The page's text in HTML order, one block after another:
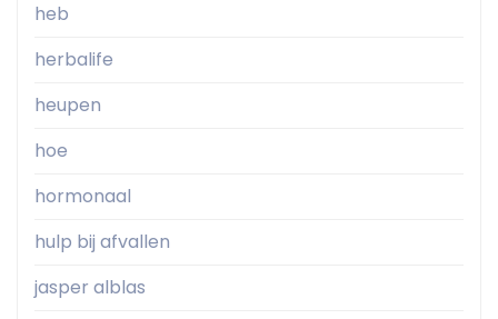
heb
herbalife
heupen
hoe
hormonaal
hulp bij afvallen
jasper alblas